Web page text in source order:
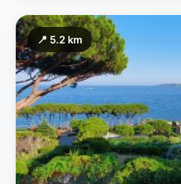
📍 5.2 km